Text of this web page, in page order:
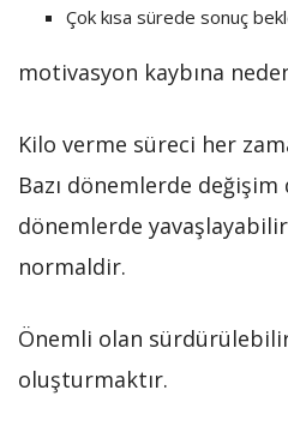
Çok kısa sürede sonuç
motivasyon kaybına
Kilo verme süreci her
Bazı dönemlerde değişim
dönemlerde
normaldir.
Önemli olan
oluşturmaktır.